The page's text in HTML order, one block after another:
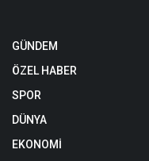
GÜNDEM
ÖZEL HABER
SPOR
DÜNYA
EKONOMİ